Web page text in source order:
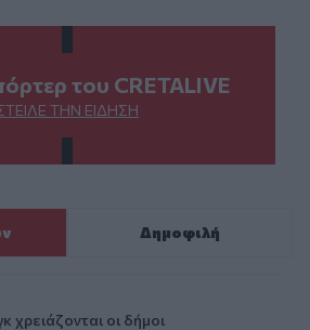
του CRETALIVE
ΤΗΝ ΕΊΔΗΣΗ
Δημοφιλή
χρειάζονται οι δήμοι